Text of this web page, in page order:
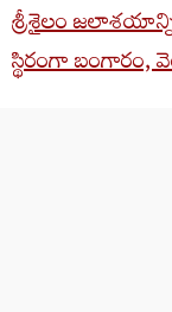
శ్రీశైలం
స్థిరంగా బంగారం,